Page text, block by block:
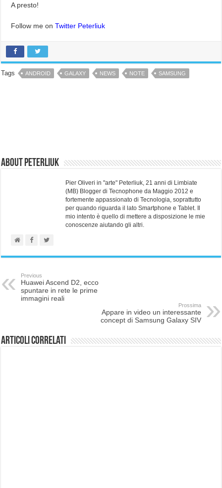
A presto!
Follow me onTwitter Peterliuk
Tags ANDROID GALAXY NEWS NOTE SAMSUNG
About Peterliuk
Pier Oliveri in "arte" Peterliuk, 21 anni di Limbiate
(MB) Blogger di Tecnophone da Maggio 2012 e
fortemente appassionato di Tecnologia, soprattutto
per quando riguarda il lato Smartphone e Tablet. Il
mio intento è quello di mettere a disposizione le mie
conoscenze aiutando gli altri.
Previous
Huawei Ascend D2, ecco
spuntare in rete le prime
immagini reali
Prossima
Appare in video un interessante
concept di Samsung Galaxy SIV
Articoli correlati